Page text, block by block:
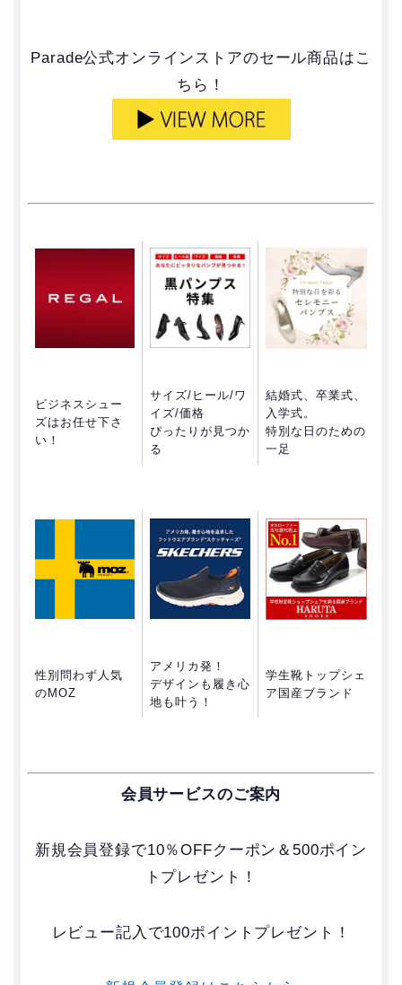
Parade公式オンラインストアのセール商品はこ
ちら！
ビジネスシュー
ズはお任せ下さ
い！
サイズ/ヒール/ワ
イズ/価格
ぴったりが見つか
る
結婚式、卒業式、
入学式。
特別な日のための
一足
性別問わず人気
のMOZ
アメリカ発！
デザインも履き心
地も叶う！
学生靴トップシェ
ア国産ブランド
会員サービスのご案内
新規会員登録で10％OFFクーポン＆500ポイン
トプレゼント！
レビュー記入で100ポイントプレゼント！